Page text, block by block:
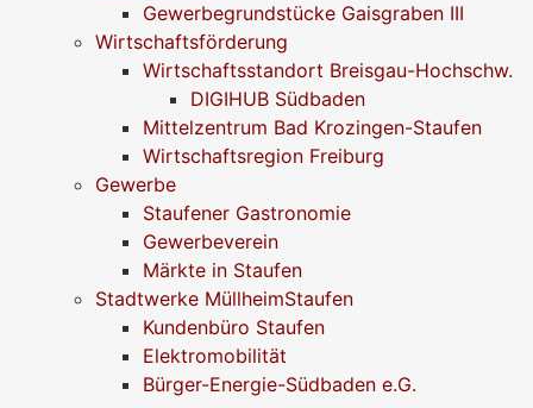
Gewerbegrundstücke Gaisgraben III
Wirtschaftsförderung
Wirtschaftsstandort Breisgau-Hochschw.
DIGIHUB Südbaden
Mittelzentrum Bad Krozingen-Staufen
Wirtschaftsregion Freiburg
Gewerbe
Staufener Gastronomie
Gewerbeverein
Märkte in Staufen
Stadtwerke MüllheimStaufen
Kundenbüro Staufen
Elektromobilität
Bürger-Energie-Südbaden e.G.